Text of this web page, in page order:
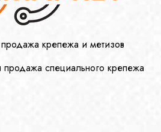
крепежа и метизов
продажа специального крепежа